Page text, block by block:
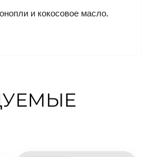
и кокосовое масло.